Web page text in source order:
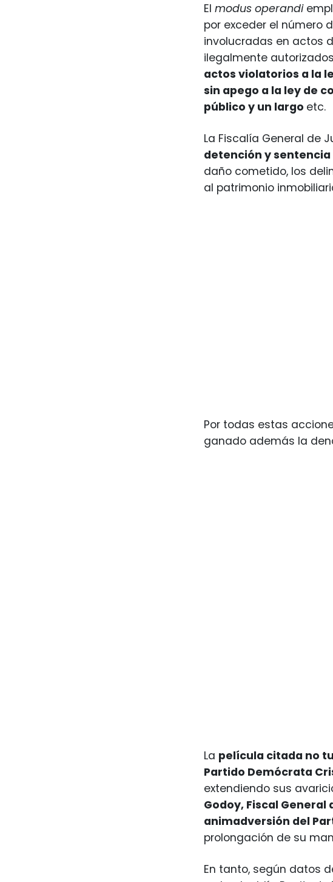
El modus operandi
por exceder el número
involucradas en actos
ilegalmente
actos violatorios a la
sin apego a la ley de
público y un largo etc.
La Fiscalía General de
detención y
daño cometido, los
al patrimonio
Por todas estas
ganado además la
La película citada no
Partido Demócrata
extendiendo sus
Godoy, Fiscal
animadversión del
prolongación de su
En tanto, según datos